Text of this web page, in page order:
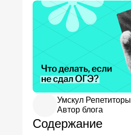
Каталог репетиторов
Каталог предметов
Пробный ЕГЭ
Умскул Репетиторы
Автор блога
Содержание